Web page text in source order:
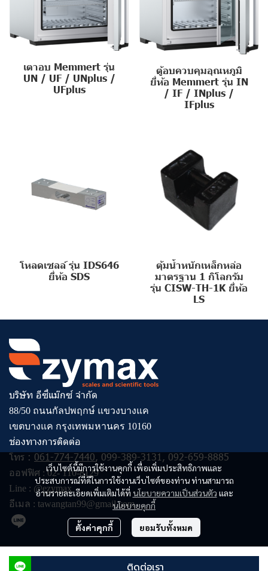
เตาอบ Memmert รุ่น
UN / UF / UNplus /
UFplus
ตู้อบควบคุมอุณหภูมิ
ยี่ห้อ Memmert รุ่น IN
/ IF / INplus /
IFplus
โหลดเซลล์ รุ่น IDS646
ยี่ห้อ SDS
ตุ้มน้ำหนักเหล็กหล่อ
มาตรฐาน 1 กิโลกรัม
รุ่น CISW-TH-1K ยี่ห้อ
LS
ติดต่อเรา
เว็บไซต์นี้มีการใช้งานคุกกี้ เพื่อเพิ่มประสิทธิภาพและ
ประสบการณ์ที่ดีในการใช้งานเว็บไซต์ของท่าน ท่านสามารถ
อ่านรายละเอียดเพิ่มเติมได้ที่ นโยบายความเป็นส่วนตัว และ
นโยบายคุกกี้
ตั้งค่าคุกกี้ ยอมรับทั้งหมด
บริษัท อีซี่แม๊กซ์ จำกัด
88/50 ถนนกัลปพฤกษ์ แขวงบางแค
เขตบางแค กรุงเทพมหานคร 10160
ช่องทางการติดต่อ
โทร : 061-774-7440, 099-389-3131, 092-659-8885
ออฟฟิศ :02- 110-8129
Line : @ezymax
อีเมล : tawangtan99@gmail.com